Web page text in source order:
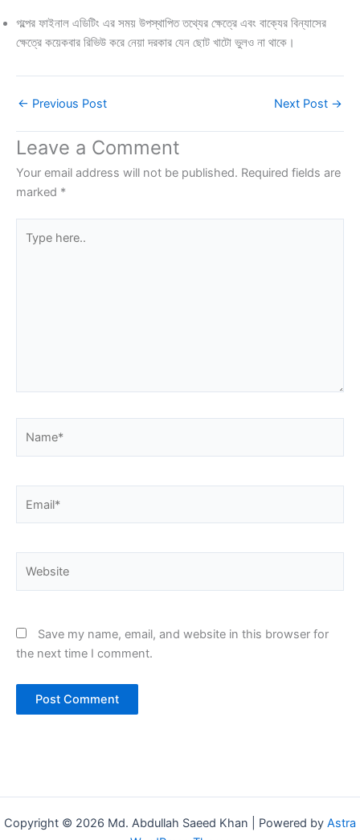
গল্পের ফাইনাল এডিটিং এর সময় উপস্থাপিত তথ্যের ক্ষেত্রে এবং বাক্যের বিন্যাসের
ক্ষেত্রে কয়েকবার রিভিউ করে নেয়া দরকার যেন ছোট খাটো ভুলও না থাকে।
← Previous Post Next Post →
Leave a Comment
Your email address will not be published. Required fields are
marked *
here..
Save my name, email, and website in this browser for
the next time I comment.
Copyright © 2026 Md. Abdullah Saeed Khan | Powered by Astra